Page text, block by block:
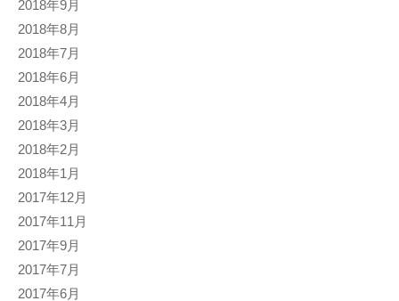
2018年9月
2018年8月
2018年7月
2018年6月
2018年4月
2018年3月
2018年2月
2018年1月
2017年12月
2017年11月
2017年9月
2017年7月
2017年6月